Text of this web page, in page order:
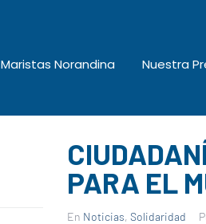
Maristas Norandina Nuestra
PARA EL
En Noticias, Solidaridad